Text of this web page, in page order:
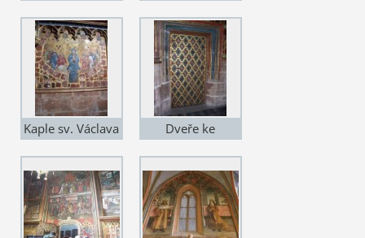
Kaple sv. Václava
Dveře ke
klenotům